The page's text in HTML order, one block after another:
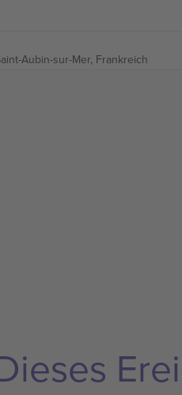
Aubin-sur-Mer, Frankreich